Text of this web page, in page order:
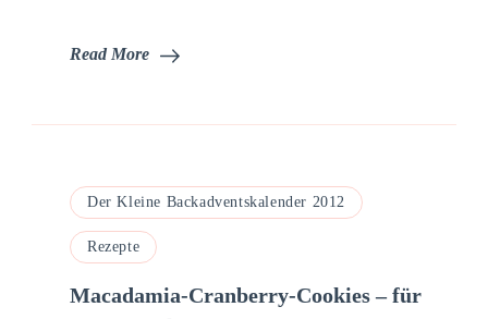
Read More
Der Kleine Backadventskalender 2012
Rezepte
Macadamia-Cranberry-Cookies – für